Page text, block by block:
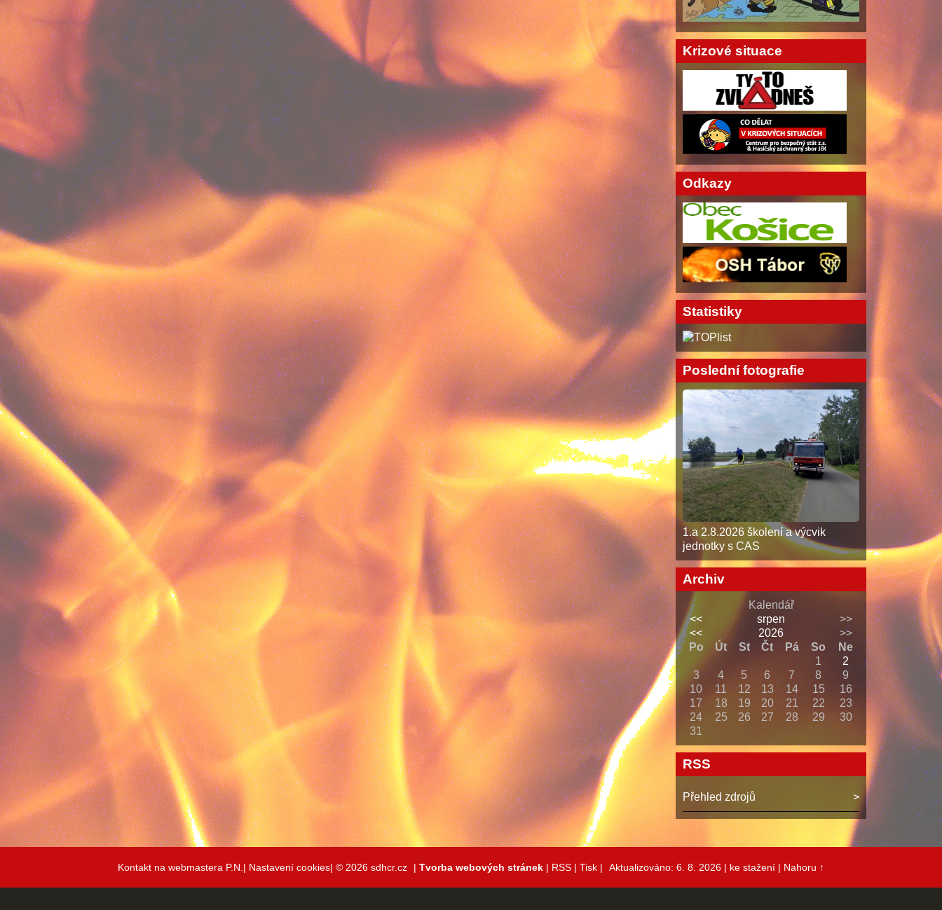
Krizové situace
Odkazy
Statistiky
Poslední fotografie
1.a 2.8.2026 školení a výcvik
jednotky s CAS
Archiv
Kalendář
<<
srpen
>>
<<
2026
>>
Po
Út St Čt Pá So
Ne
1
2
3
4 5 6 7 8
9
10
11 12 13 14 15
16
17
18 19 20 21 22
23
24
25 26 27 28 29
30
31
RSS
Přehled zdrojů
Kontakt na webmastera P.N.| Nastavení cookies| © 2026 sdhcr.cz | Tvorba webových stránek | RSS | Tisk | Aktualizováno: 6. 8. 2026 | ke stažení | Nahoru ↑